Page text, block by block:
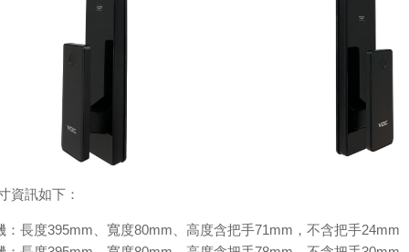
資訊如下：
：長度395mm、寬度80mm、高度含把手71mm，不含把手24mm